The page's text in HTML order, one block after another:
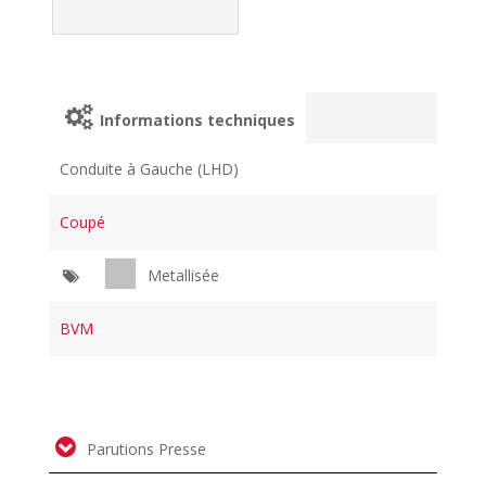
Informations techniques
Conduite à Gauche (LHD)
Coupé
Metallisée
BVM
Parutions Presse